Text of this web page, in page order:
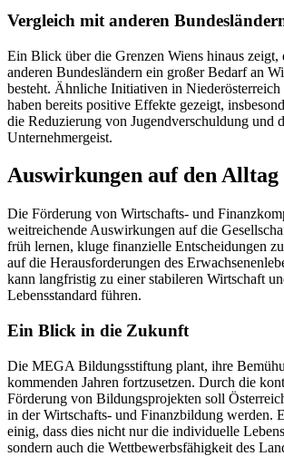
Vergleich mit anderen
Ein Blick über die Grenzen Wiens hinaus zeigt,
anderen Bundesländern ein großer Bedarf an
besteht. Ähnliche Initiativen in Niederösterreich
haben bereits positive Effekte gezeigt,
die Reduzierung von Jugendverschuldung und
Unternehmergeist.
Auswirkungen auf den
Die Förderung von Wirtschafts- und
weitreichende Auswirkungen auf die
früh lernen, kluge finanzielle Entscheidungen
auf die Herausforderungen des
kann langfristig zu einer stabileren Wirtschaft
Lebensstandard führen.
Ein Blick in die Zukunft
Die MEGA Bildungsstiftung plant, ihre
kommenden Jahren fortzusetzen. Durch die
Förderung von Bildungsprojekten soll
in der Wirtschafts- und Finanzbildung werden.
einig, dass dies nicht nur die individuelle
sondern auch die Wettbewerbsfähigkeit des